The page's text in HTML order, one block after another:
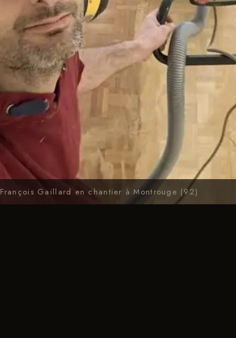
François Gaillard en chantier à Montrouge (92)